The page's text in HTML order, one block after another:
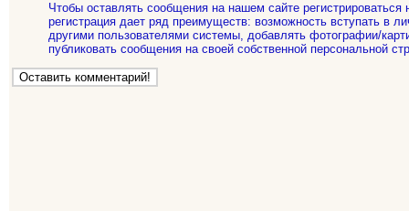
Чтобы оставлять сообщения на нашем сайте регистрироваться
регистрация дает ряд преимуществ: возможность вступать в
другими пользователями системы, добавлять фотографии/
публиковать сообщения на своей собственной персональной